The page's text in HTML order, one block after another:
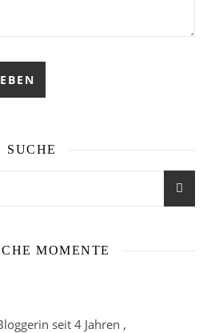
SUCHE
MOMENTE
seit 4 Jahren ,